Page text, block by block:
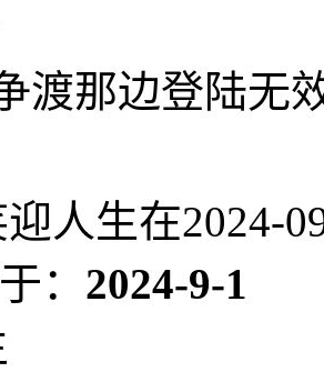
渡那边登陆无
人生在2024-
： 2024-9-1